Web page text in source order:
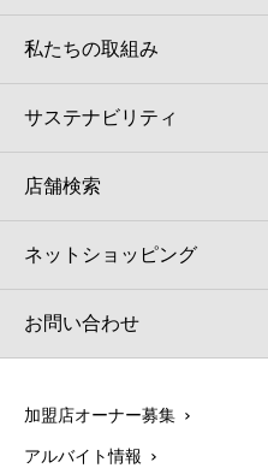
私たちの取組み
サステナビリティ
店舗検索
ネットショッピング
お問い合わせ
加盟店オーナー募集
アルバイト情報